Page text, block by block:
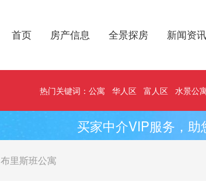
首页 房产信息 全景探房 新闻资讯
热门关键词： 公寓 华人区 富人区 水景公
买家中介VIP服务，助
布里斯班公寓